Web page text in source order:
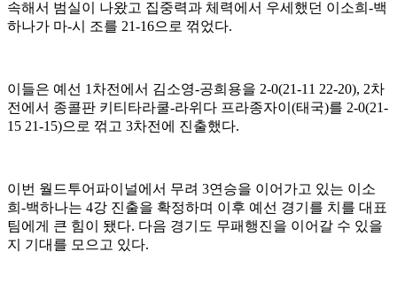
속해서 범실이 나왔고 집중력과 체력에서 우세했던 이소희 -백
하나가 마-시 조를 21-16으로 꺾었다.
이들은 예선 1차전에서 김소영-공희용을 2-0(21-11 22-20), 2차
전에서 종콜판 키티타라쿨-라위다 프라종자이 (태국)를 2-0(21-
15 21-15)으로 꺾고 3차전에 진출했다.
이번 월드투어파이널에서 무려 3연승을 이어가고 있는 이소
희 -백하나는 4강 진출을 확정하며 이후 예선 경기를 치를 대표
팀에게 큰 힘이 됐다. 다음 경기도 무패행진을 이어갈 수 있을
지 기대를 모으고 있다.